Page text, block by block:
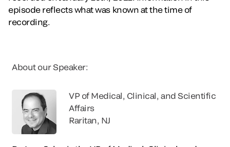
episode reflects what was known at the time of
recording.
About our Speaker:
VP of Medical, Clinical, and Scientific
Affairs
Raritan, NJ